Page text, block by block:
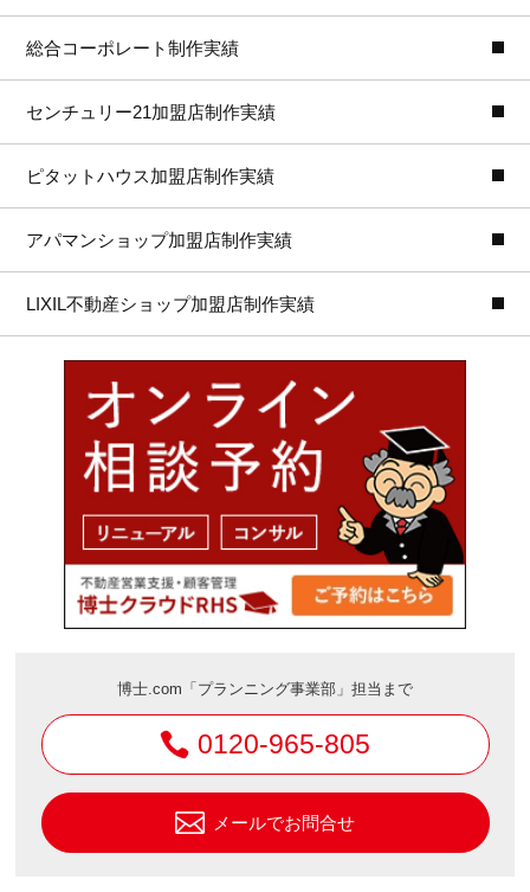
総合コーポレート制作実績
センチュリー21加盟店制作実績
ピタットハウス加盟店制作実績
アパマンショップ加盟店制作実績
LIXIL不動産ショップ加盟店制作実績
博士.com「プランニング事業部」担当まで
0120-965-805
メールでお問合せ